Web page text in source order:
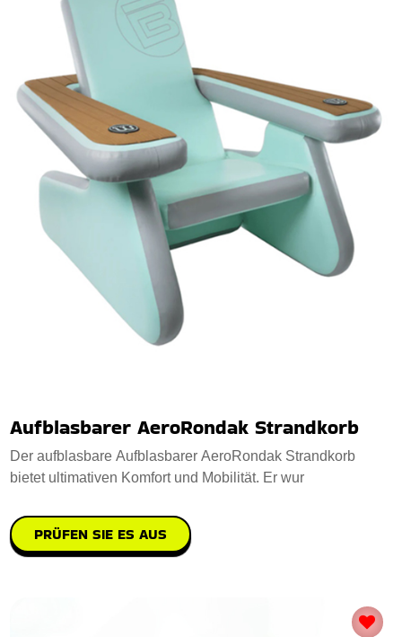
Aufblasbarer AeroRondak Strandkorb
Der aufblasbare Aufblasbarer AeroRondak Strandkorb
bietet ultimativen Komfort und Mobilität. Er wur
PRÜFEN SIE ES AUS